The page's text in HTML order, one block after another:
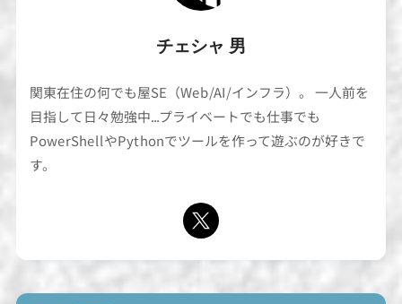
チェシャ 男
関東在住の何でも屋SE（Web/AI/インフラ）。 一人前を
目指して日々勉強中...プライベートでも仕事でも
PowerShellやPythonでツールを作って遊ぶのが好きで
す。